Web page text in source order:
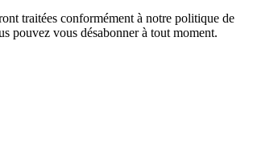
traitées conformément à notre politique de
pouvez vous désabonner à tout moment.